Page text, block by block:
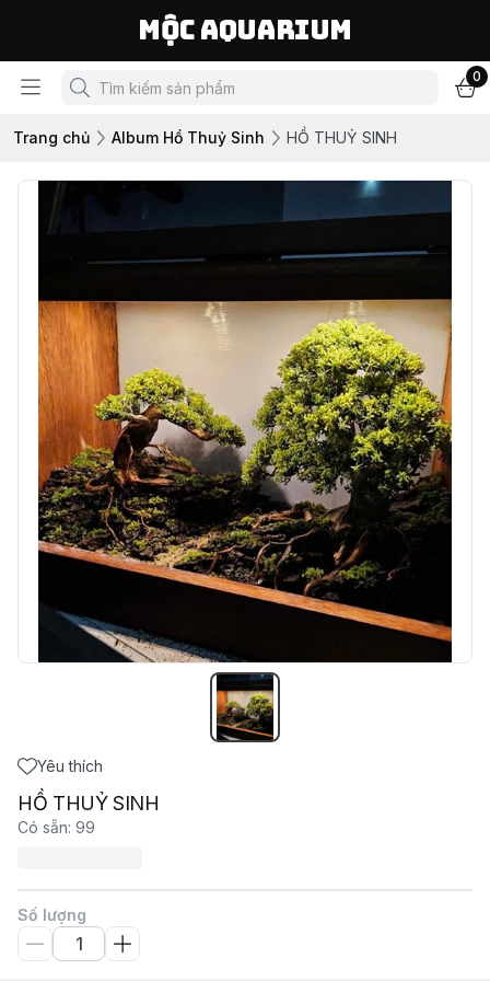
Mộc Aquarium
0
Trang chủ Album Hồ Thuỷ Sinh HỒ THUỶ SINH
Yêu thích
HỒ THUỶ SINH
Có sẵn: 99
Số lượng